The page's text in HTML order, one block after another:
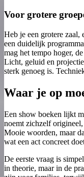
Voor grotere
Heb je een grotere zaal,
een duidelijk
mag het tempo hoger,
Licht, geluid en
sterk genoeg is.
Waar je op
Een show boeken lijkt
noemt zichzelf
Mooie woorden, maar
wat een act concreet
De eerste vraag is
in theorie, maar in de